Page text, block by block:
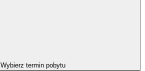
Wybierz termin pobytu